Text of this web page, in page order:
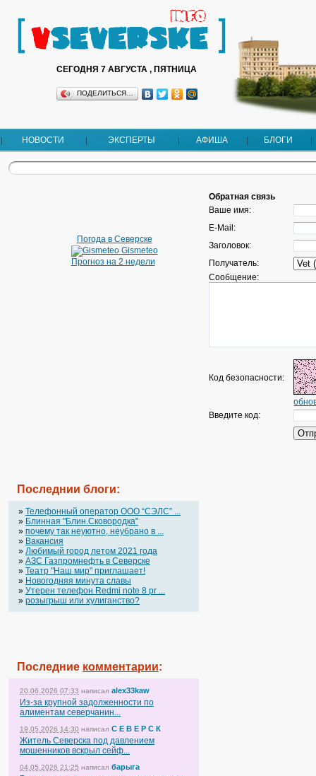
СЕГОДНЯ 7 АВГУСТА , ПЯТНИЦА
ПОДЕЛИТЬСЯ…
НОВОСТИ ЭКСПЕРТЫ АФИША БЛОГИ
Погода в Северске
Gismeteo
Прогноз на 2 недели
Последнии блоги:
» Телефонный оператор OOO “СЭЛС” ...
» Блинная "Блин.Сковородка"
» почему так неуютно, неубрано в ...
» Вакансия
» Любимый город летом 2021 года
» АЗС Газпромнефть в Северске
» Театр "Наш мир" приглашает!
» Новогодняя минута славы
» Утерен телефон Redmi note 8 pr ...
» розыгрыш или хулиганство?
Последние комментарии:
20.06.2026 07:33 написал alex33kaw
Из-за крупной задолженности по
алиментам северчанин...
19.05.2026 14:30 написал С Е В Е Р С К
Житель Северска под давлением
мошенников вскрыл сейф...
04.05.2026 21:25 написал барыга
Обратная связь
Ваше имя:
E-Mail:
Заголовок:
Получатель:
Сообщение:
Код безопасности:
Введите код: